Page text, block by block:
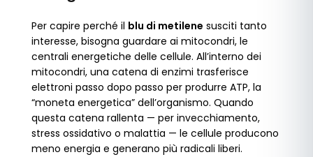
Per capire perché il blu di metilene susciti tanto
interesse, bisogna guardare ai mitocondri, le
centrali energetiche delle cellule. All’interno dei
mitocondri, una catena di enzimi trasferisce
elettroni passo dopo passo per produrre ATP, la
“moneta energetica” dell’organismo. Quando
questa catena rallenta — per invecchiamento,
stress ossidativo o malattia — le cellule producono
meno energia e generano più radicali liberi.